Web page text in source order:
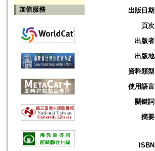
加值服務
出版日期
頁次
出版者
出版地
資料類型
使用語言
關鍵詞
摘要
ISBN